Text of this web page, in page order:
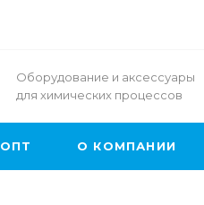
Оборудование и аксессуары
для химических процессов
ОПТ О КОМПАНИИ